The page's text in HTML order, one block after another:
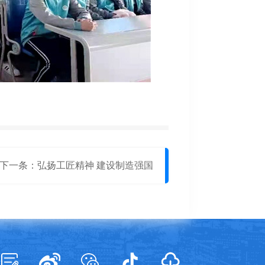
一条：弘扬工匠精神 建设制造强国